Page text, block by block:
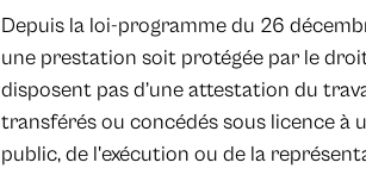
Depuis la loi-programme du 26
une prestation soit protégée par le
disposent pas d’une attestation du
transférés ou concédés sous licence à
public, de l'exécution ou de la